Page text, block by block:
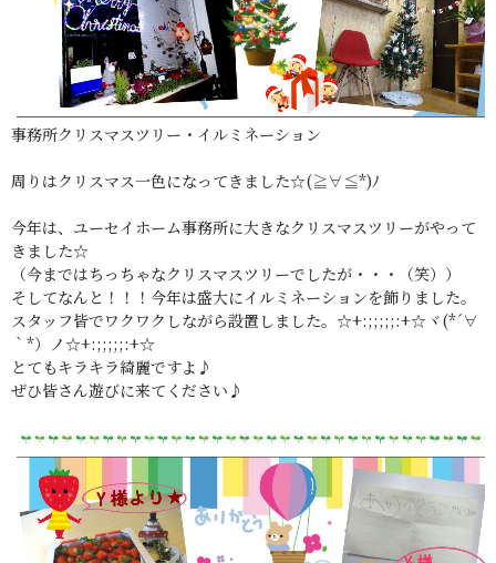
事務所クリスマスツリー・イルミネーション
周りはクリスマス一色になってきました☆(≧∀≦*)ﾉ
今年は、ユーセイホーム事務所に大きなクリスマスツリーがやって
きました☆
（今まではちっちゃなクリスマスツリーでしたが・・・（笑））
そしてなんと！！！今年は盛大にイルミネーションを飾りました。
スタッフ皆でワクワクしながら設置しました。☆+:;;;;;:+☆ヾ(*´∀
｀*）ノ☆+:;;;;;:+☆
とてもキラキラ綺麗ですよ♪
ぜひ皆さん遊びに来てください♪